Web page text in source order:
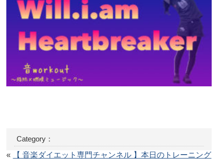
Category：
«
【 音楽ダイエット専門チャンネル 】本日のトレーニング